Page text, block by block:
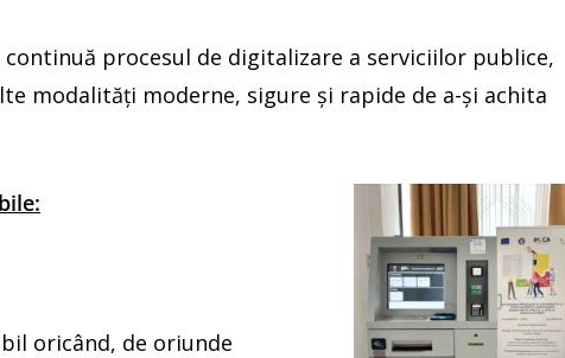
procesul de digitalizare a serviciilor publice,
modalități moderne, sigure și rapide de a-și achita
oricând, de oriunde